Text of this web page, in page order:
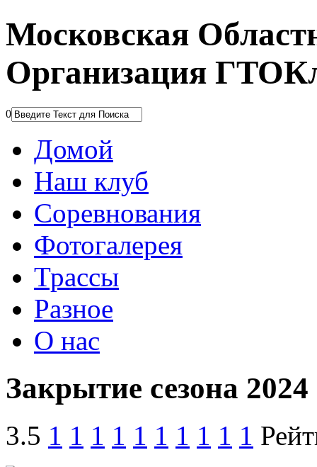
Московская
Организация
0
Домой
Наш клуб
Соревнования
Фотогалерея
Трассы
Разное
О нас
Закрытие сезона
3.5 1 1 1 1 1 1 1 1 1 1